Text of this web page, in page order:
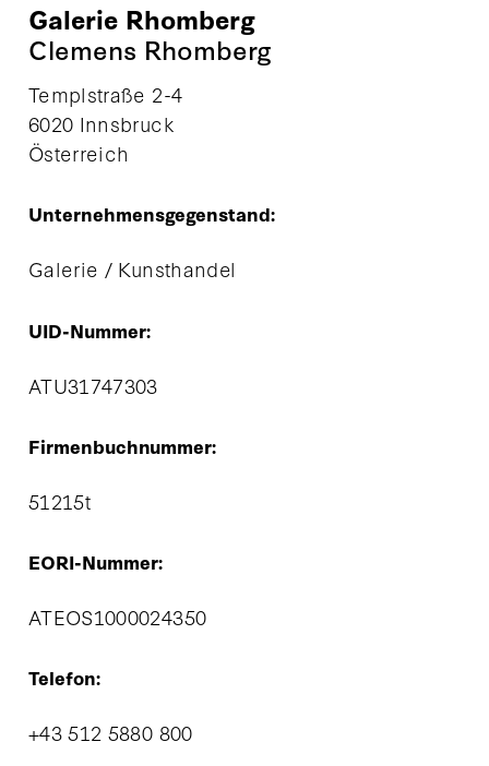
Galerie Rhomberg
Clemens Rhomberg
Templstraße 2-4
6020 Innsbruck
Österreich
Unternehmensgegenstand:
Galerie / Kunsthandel
UID-Nummer:
ATU31747303
Firmenbuchnummer:
51215t
EORI-Nummer:
ATEOS1000024350
Telefon:
+43 512 5880 800